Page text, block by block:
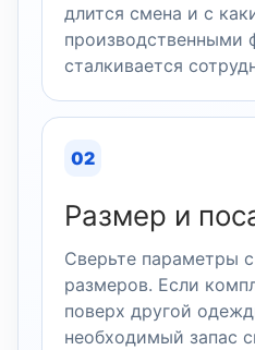
длится смена и с
производственными
сталкивается
02
Размер и
Сверьте параметры
размеров. Если
поверх другой
необходимый запас